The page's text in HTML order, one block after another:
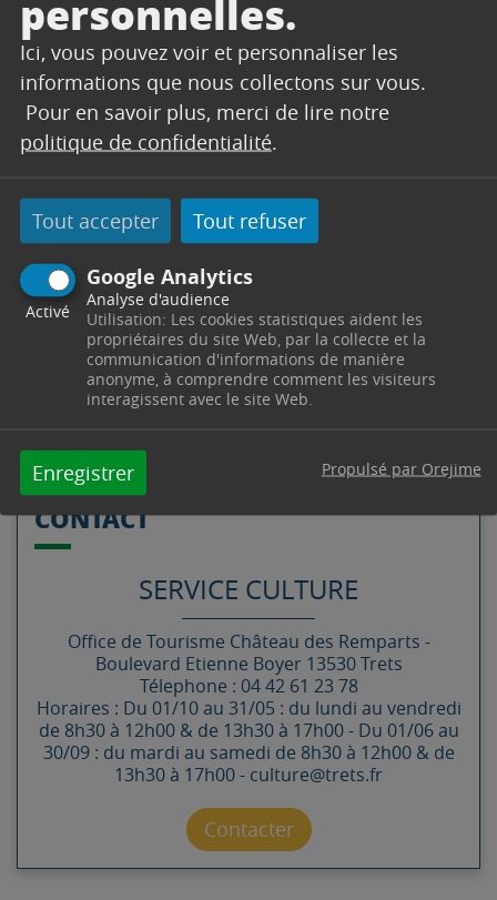
personnelles.
Ici, vous pouvez voir et personnaliser les
informations que nous collectons sur vous.
Pour en savoir plus, merci de lire notre
politique de confidentialité.
Tout accepter Tout refuser
Google Analytics
Activé
Analyse d'audience
Utilisation: Les cookies statistiques aident les
propriétaires du site Web, par la collecte et la
communication d'informations de manière
anonyme, à comprendre comment les visiteurs
interagissent avec le site Web.
Enregistrer Propulsé par Orejime
de Trets accueillera l’artiste Frédéric Di Martino
dans le cadre de la 17ème édition d’Ensemble
l’Art Contemporain.
L’artiste peintre exposera au Château des
Rempartsdu 2 au 27 juin 2026
vernissage haut en couleurs !
Exposition en entrée libre du mardi au samedi de
9h30 à 12h00 et de 14h00 à 17h00
Renseignements au 04 42 61 23 78
Télécharger
CONTACT
SERVICE CULTURE
Office de Tourisme Château des Remparts -
Boulevard Etienne Boyer 13530 Trets
Télephone : 04 42 61 23 78
Horaires : Du 01/10 au 31/05 : du lundi au vendredi
de 8h30 à 12h00 & de 13h30 à 17h00 - Du 01/06 au
30/09 : du mardi au samedi de 8h30 à 12h00 & de
13h30 à 17h00 - culture@trets.fr
Contacter par mail
Contacter